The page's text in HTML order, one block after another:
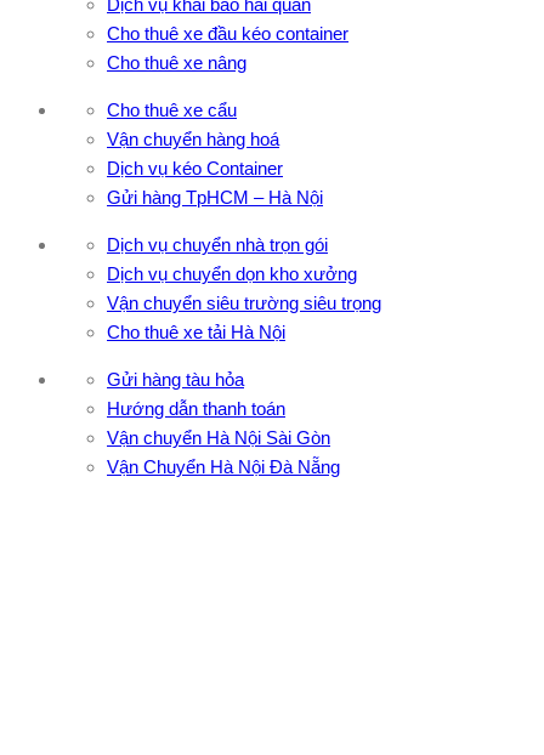
Cho thuê xe đầu kéo container
Cho thuê xe nâng
Cho thuê xe cẩu
Vận chuyển hàng hoá
Dịch vụ kéo Container
Gửi hàng TpHCM – Hà Nội
Dịch vụ chuyển nhà trọn gói
Dịch vụ chuyển dọn kho xưởng
Vận chuyển siêu trường siêu trọng
Cho thuê xe tải Hà Nội
Gửi hàng tàu hỏa
Hướng dẫn thanh toán
Vận chuyển Hà Nội Sài Gòn
Vận Chuyển Hà Nội Đà Nẵng